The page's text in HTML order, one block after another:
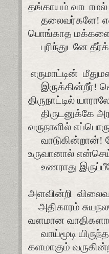
தங்காயம் வாடாமல்
தலைவர்களே!
பொங்காத
புரிந்துடனே
எருமாட்டின்
இருக்கின்றீர்!
திருநாட்டில்
திருடனுக்கே
வருநாளில்
வாடுகின்றான்!
உருவானால்
உணராது
அளவின்றி
அதிகாரம்
வளமான
வாய்மூடி
களமாகும்